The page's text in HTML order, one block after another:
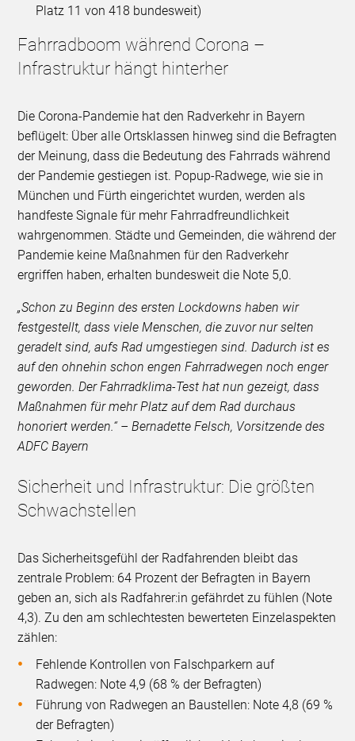
Platz 11 von 418 bundesweit)
Fahrradboom während Corona –
Infrastruktur hängt hinterher
Die Corona-Pandemie hat den Radverkehr in Bayern
beflügelt: Über alle Ortsklassen hinweg sind die Befragten
der Meinung, dass die Bedeutung des Fahrrads während
der Pandemie gestiegen ist. Popup-Radwege, wie sie in
München und Fürth eingerichtet wurden, werden als
handfeste Signale für mehr Fahrradfreundlichkeit
wahrgenommen. Städte und Gemeinden, die während der
Pandemie keine Maßnahmen für den Radverkehr
ergriffen haben, erhalten bundesweit die Note 5,0.
„Schon zu Beginn des ersten Lockdowns haben wir
festgestellt, dass viele Menschen, die zuvor nur selten
geradelt sind, aufs Rad umgestiegen sind. Dadurch ist es
auf den ohnehin schon engen Fahrradwegen noch enger
geworden. Der Fahrradklima-Test hat nun gezeigt, dass
Maßnahmen für mehr Platz auf dem Rad durchaus
honoriert werden.“ – Bernadette Felsch, Vorsitzende des
ADFC Bayern
Sicherheit und Infrastruktur: Die größten
Schwachstellen
Das Sicherheitsgefühl der Radfahrenden bleibt das
zentrale Problem: 64 Prozent der Befragten in Bayern
geben an, sich als Radfahrer:in gefährdet zu fühlen (Note
4,3). Zu den am schlechtesten bewerteten Einzelaspekten
zählen:
Fehlende Kontrollen von Falschparkern auf
Radwegen: Note 4,9 (68 % der Befragten)
Führung von Radwegen an Baustellen: Note 4,8 (69 %
der Befragten)